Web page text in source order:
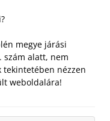
megye járási
szám alatt, nem
tekintetében nézzen
weboldalára!